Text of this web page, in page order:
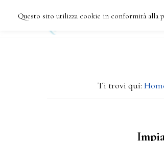
Ti trovi qui:
Questo sito utilizza cookie in conformità alla